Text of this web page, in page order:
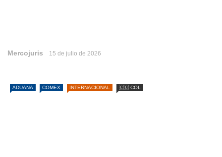
Mercojuris 15 de julio de 2026
ADUANA COMEX INTERNACIONAL 🇨🇴 COL